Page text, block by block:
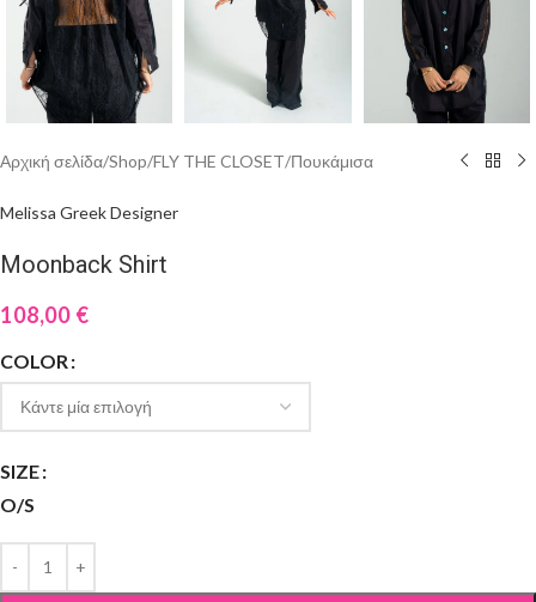
Αρχική σελίδα/Shop/FLY THE CLOSET/Πουκάμισα
Melissa Greek Designer
Moonback Shirt
108,00 €
COLOR
SIZE
O/S